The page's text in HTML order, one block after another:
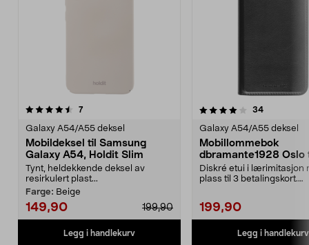
7anmeldelser
Galaxy A54/A55 deksel
Mobildeksel til Samsung
Galaxy A54, Holdit Slim
Tynt, heldekkende deksel av
resirkulert plast...
Farge: Beige
149,90 199,90
Legg i handlekurv
4.0 av 5 stjerner 34
Galaxy A54/A55 deksel
Mobillommebok
dbramante1928 Oslo
Samsung Galaxy A55
Diskré etui i lærimitasjon
plass til 3 betalingskort.
199,90
Legg i handlekurv
4.0 av 5 stjerner